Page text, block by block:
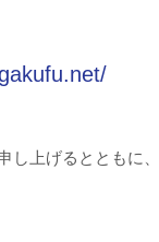
上げるとともに